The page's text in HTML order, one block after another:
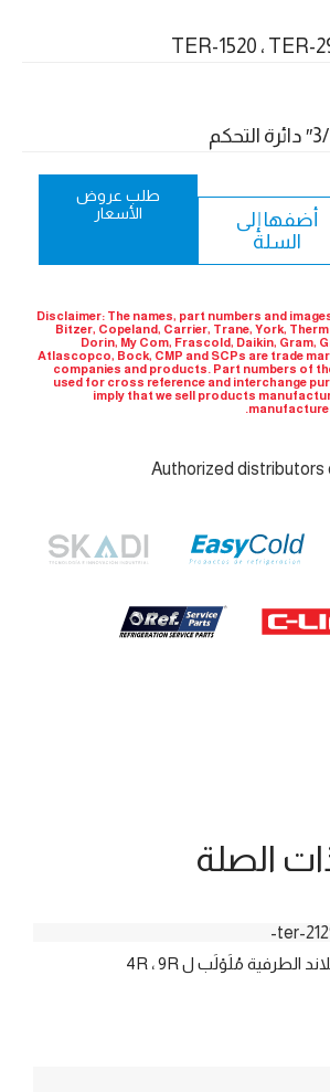
أضفها إلى
السلة
طلب عروض
الأسعار
Disclaimer: The names, part numbers and
Bitzer, Copeland, Carrier, Trane, York,
Dorin, My Com, Frascold, Daikin, Gram,
Atlascopco, Bock, CMP and SCPs are trade
companies and products. Part numbers of
used for cross reference and interchange
imply that we sell products
Authorized distributors
الصلة